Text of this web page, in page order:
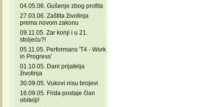
04.05.06. Gušenje zbog profita
27.03.06. Zaštita životinja
prema novom zakonu
09.11.05. Zar konji i u 21.
stoljeću?!
05.11.05. Performans 'T4 - Work
in Progress'
01.10.05. Dani prijatelja
životinja
30.09.05. Vukovi nisu brojevi
16.09.05. Frida postaje član
obitelji!